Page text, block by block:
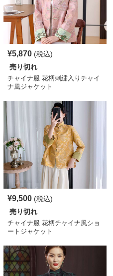
¥5,870 (税込)
売り切れ
チャイナ服 花柄刺繍入りチャイ
ナ風ジャケット
¥9,500 (税込)
売り切れ
チャイナ服 花柄チャイナ風ショ
ートジャケット